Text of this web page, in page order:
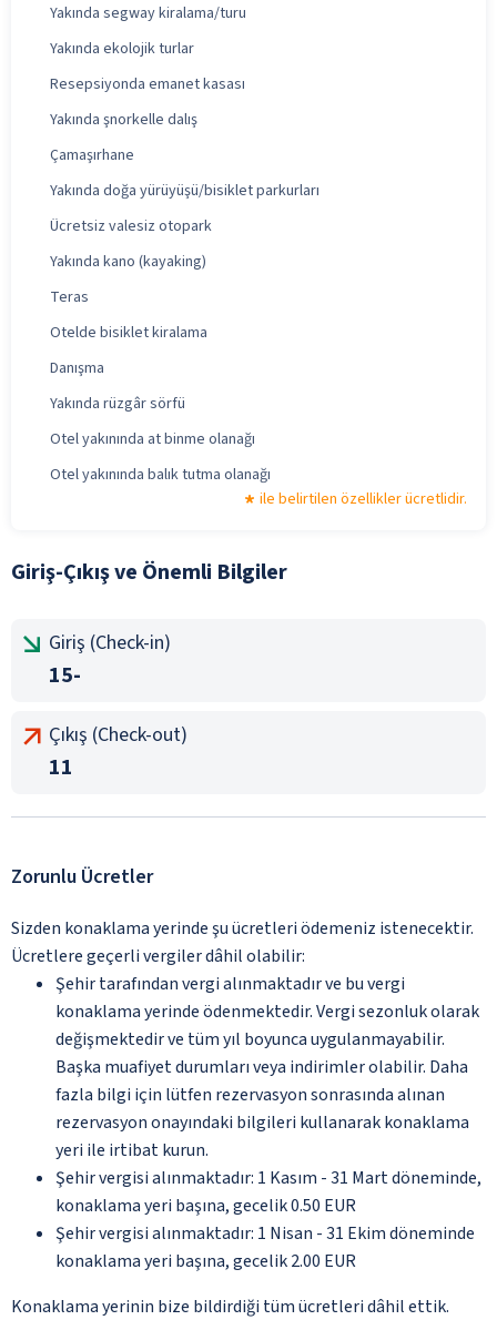
Yakında segway kiralama/turu
Yakında ekolojik turlar
Resepsiyonda emanet kasası
Yakında şnorkelle dalış
Çamaşırhane
Yakında doğa yürüyüşü/bisiklet parkurları
Ücretsiz valesiz otopark
Yakında kano (kayaking)
Teras
Otelde bisiklet kiralama
Danışma
Yakında rüzgâr sörfü
Otel yakınında at binme olanağı
Otel yakınında balık tutma olanağı
ile belirtilen özellikler ücretlidir.
Giriş-Çıkış ve Önemli Bilgiler
Giriş (Check-in)
15-
Çıkış (Check-out)
11
Zorunlu Ücretler
Sizden konaklama yerinde şu ücretleri ödemeniz istenecektir.
Ücretlere geçerli vergiler dâhil olabilir:
Şehir tarafından vergi alınmaktadır ve bu vergi
konaklama yerinde ödenmektedir. Vergi sezonluk olarak
değişmektedir ve tüm yıl boyunca uygulanmayabilir.
Başka muafiyet durumları veya indirimler olabilir. Daha
fazla bilgi için lütfen rezervasyon sonrasında alınan
rezervasyon onayındaki bilgileri kullanarak konaklama
yeri ile irtibat kurun.
Şehir vergisi alınmaktadır: 1 Kasım - 31 Mart döneminde,
konaklama yeri başına, gecelik 0.50 EUR
Şehir vergisi alınmaktadır: 1 Nisan - 31 Ekim döneminde
konaklama yeri başına, gecelik 2.00 EUR
Konaklama yerinin bize bildirdiği tüm ücretleri dâhil ettik.